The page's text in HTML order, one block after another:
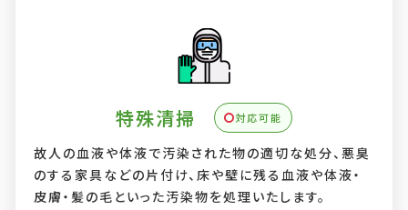
特殊清掃 対応可能
故人の血液や体液で汚染された物の適切な処分、悪臭
のする家具などの片付け、床や壁に残る血液や体液・
皮膚・髪の毛といった汚染物を処理いたします。